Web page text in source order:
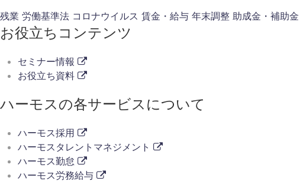
残業 労働基準法 コロナウイルス 賃金・給与 年末調整 助成金・補助金
お役立ちコンテンツ
セミナー情報
お役立ち資料
ハーモスの各サービスについて
ハーモス採用
ハーモスタレントマネジメント
ハーモス勤怠
ハーモス労務給与